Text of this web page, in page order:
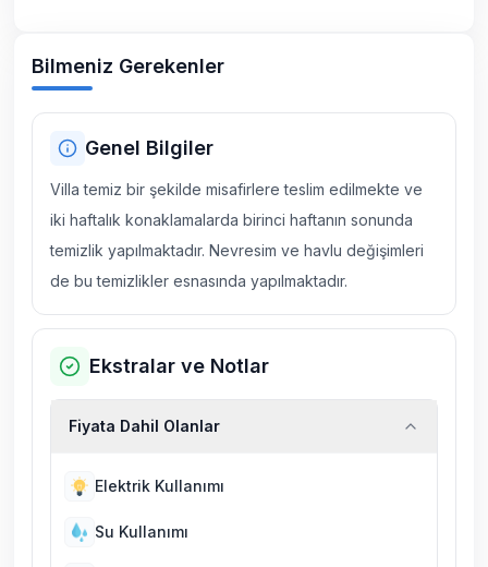
Bilmeniz Gerekenler
Genel Bilgiler
Villa temiz bir şekilde misafirlere teslim edilmekte ve
iki haftalık konaklamalarda birinci haftanın sonunda
temizlik yapılmaktadır. Nevresim ve havlu değişimleri
de bu temizlikler esnasında yapılmaktadır.
Ekstralar ve Notlar
Fiyata Dahil Olanlar
Elektrik Kullanımı
Su Kullanımı